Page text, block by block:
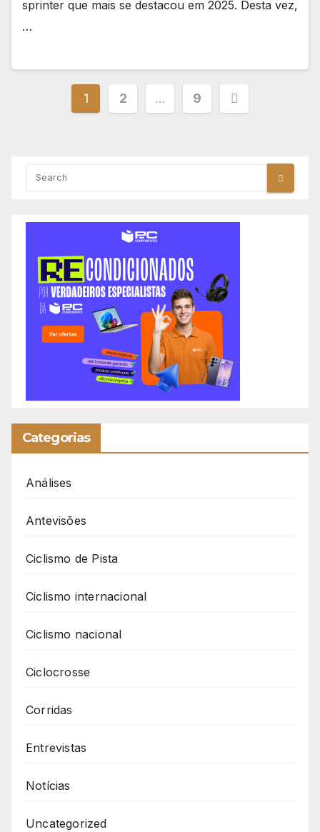
sprinter que mais se destacou em 2025. Desta vez,
…
Paginação
1 2 … 9
Categorias
Análises
Antevisões
Ciclismo de Pista
Ciclismo internacional
Ciclismo nacional
Ciclocrosse
Corridas
Entrevistas
Notícias
Uncategorized